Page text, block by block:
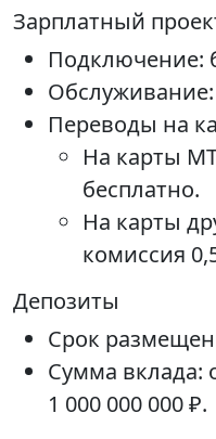
Зарплатный
Подключение:
Переводы на
На карты
бесплатно.
На карты
комиссия
Депозиты
Срок
Сумма вклада:
1 000 000 000 ₽.